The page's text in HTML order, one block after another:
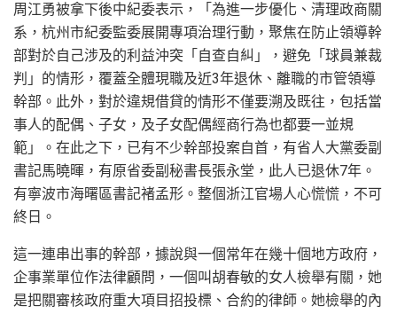
周江勇被拿下後中紀委表示，「為進一步優化、清理政商關
系，杭州市紀委監委展開專項治理行動，聚焦在防止領導幹
部對於自己涉及的利益沖突「自查自糾」，避免「球員兼裁
判」的情形，覆蓋全體現職及近3年退休、離職的市管領導
幹部。此外，對於違規借貸的情形不僅要溯及既往，包括當
事人的配偶、子女，及子女配偶經商行為也都要一並規
範」。在此之下，已有不少幹部投案自首，有省人大黨委副
書記馬曉暉，有原省委副秘書長張永堂，此人已退休7年。
有寧波市海曙區書記褚孟形。整個浙江官場人心慌慌，不可
終日。
這一連串出事的幹部，據說與一個常年在幾十個地方政府，
企事業單位作法律顧問，一個叫胡春敏的女人檢舉有關，她
是把關審核政府重大項目招投標、合約的律師。她檢舉的內